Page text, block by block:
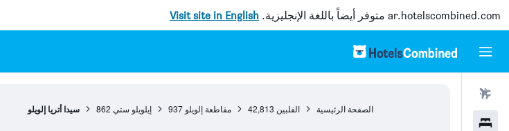
ar.hotelscombined.com متوفر أيضاً باللغة الإنجليزية. Visit site in English
الصفحة الرئيسية الفلبين 42,813 مقاطعة إلويلو 937 إيلويلو ستي 862 سيدا أتريا إلويلو